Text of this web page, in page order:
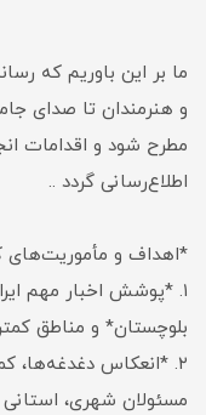
ما بر این باوریم که
و هنرمندان تا صدای
مطرح شود و اقدامات
اطلاع‌رسانی گردد ..
*اهداف و مأموریت‌های
۱. *پوشش اخبار مهم
بلوچستان* و مناطق
۲. *انعکاس دغدغه‌ها،
مسئولان شهری،